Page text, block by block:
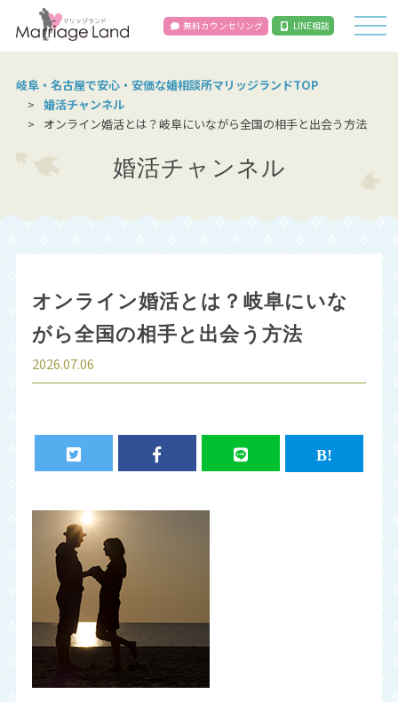
無料カウンセリング LINE相談
岐阜・名古屋で安心・安価な婚相談所マリッジランドTOP
婚活チャンネル
オンライン婚活とは？岐阜にいながら全国の相手と出会う方法
婚活チャンネル
オンライン婚活とは？岐阜にいな
がら全国の相手と出会う方法
2026.07.06